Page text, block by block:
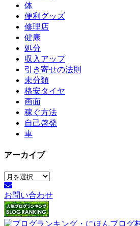
体
便利グッズ
修理店
健康
処分
収入アップ
引き寄せの法則
未分類
格安タイヤ
画面
稼ぐ方法
自己啓発
車
アーカイブ
ア
ー
カ
イ
ブ
お問い合わせ